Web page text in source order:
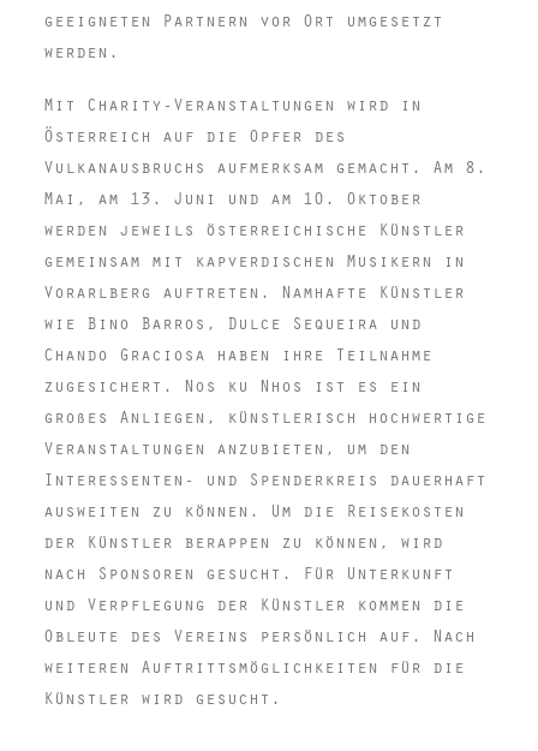
geeigneten Partnern vor Ort umgesetzt
werden.
Mit Charity-Veranstaltungen wird in
Österreich auf die Opfer des
Vulkanausbruchs aufmerksam gemacht. Am 8.
Mai, am 13. Juni und am 10. Oktober
werden jeweils österreichische Künstler
gemeinsam mit kapverdischen Musikern in
Vorarlberg auftreten. Namhafte Künstler
wie Bino Barros, Dulce Sequeira und
Chando Graciosa haben ihre Teilnahme
zugesichert. Nos ku Nhos ist es ein
großes Anliegen, künstlerisch hochwertige
Veranstaltungen anzubieten, um den
Interessenten- und Spenderkreis dauerhaft
ausweiten zu können. Um die Reisekosten
der Künstler berappen zu können, wird
nach Sponsoren gesucht. Für Unterkunft
und Verpflegung der Künstler kommen die
Obleute des Vereins persönlich auf. Nach
weiteren Auftrittsmöglichkeiten für die
Künstler wird gesucht.